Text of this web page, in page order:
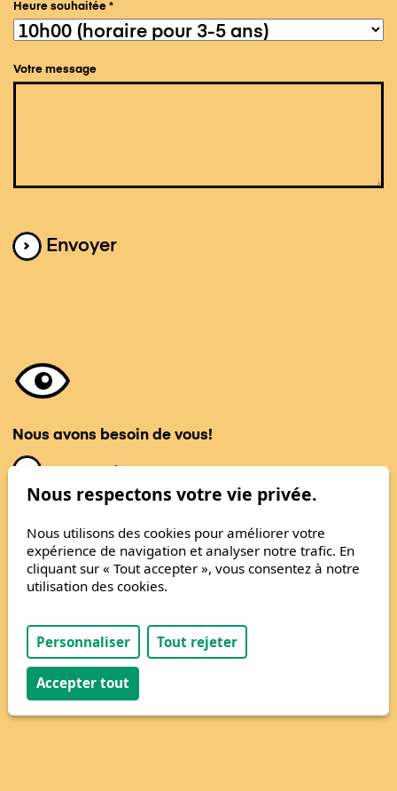
Heure souhaitée *
Votre message
Envoyer
Nous avons besoin de vous!
Développé avec passion par
Nous respectons votre vie privée.
Nous utilisons des cookies pour améliorer votre
expérience de navigation et analyser notre trafic. En
cliquant sur « Tout accepter », vous consentez à notre
utilisation des cookies.
Personnaliser Tout rejeter
Accepter tout